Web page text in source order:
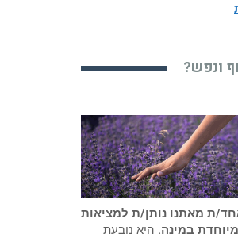
ונפש?
ת מאתנו נותן/ת למציאות
במינה. היא נובעת